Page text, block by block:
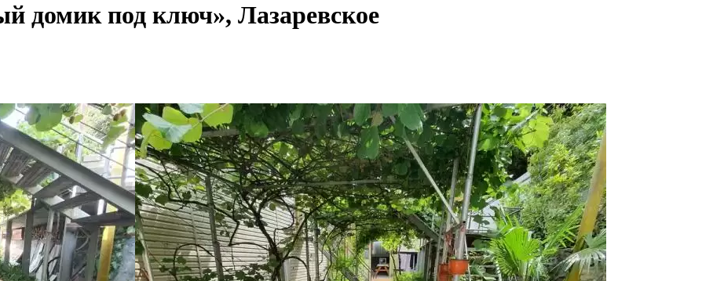
домик под ключ», Лазаревское